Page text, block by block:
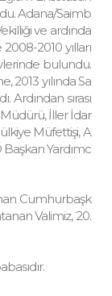
Adana/Saimb
ve ardında
2010 yılları
bulundu.
2013 yılında Sa
Ardından sırası
İller İdar
Müfettişi, A
Yardımc
Cumhurbaşk
Valimiz, 20.